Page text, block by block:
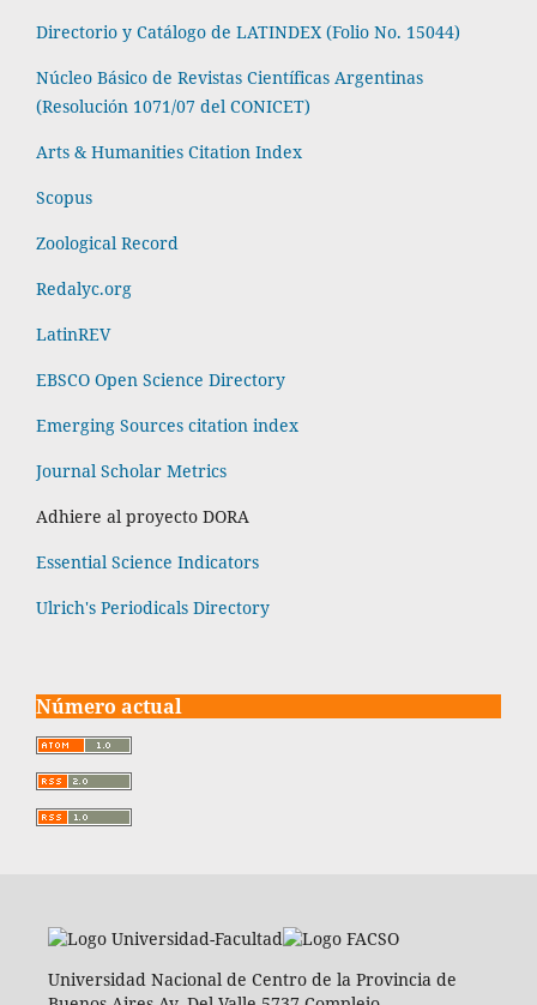
Directorio y Catálogo de LATINDEX (Folio No. 15044)
Núcleo Básico de Revistas Científicas Argentinas
(Resolución 1071/07 del CONICET)
Arts & Humanities Citation Index
Scopus
Zoological Record
Redalyc.org
LatinREV
EBSCO Open Science Directory
Emerging Sources citation index
Journal Scholar Metrics
Adhiere al proyecto DORA
Essential Science Indicators
Ulrich's Periodicals Directory
Número actual
Universidad Nacional de Centro de la Provincia de